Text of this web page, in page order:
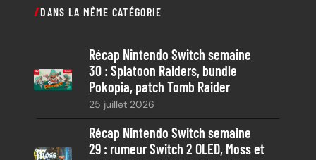
h
c
h
DANS LA MÊME CATÉGORIE
Récap Nintendo Switch semaine
30 : Splatoon Raiders, bundle
Pokopia, patch Tomb Raider
25 juillet 2026
Récap Nintendo Switch semaine
29 : rumeur Switch 2 OLED, Moss et